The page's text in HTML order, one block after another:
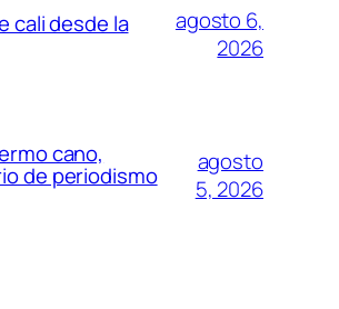
cali desde la
agosto 6,
2026
cano,
de periodismo
agosto
5, 2026